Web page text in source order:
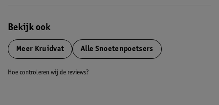
Bekijk ook
Meer Kruidvat Alle Snoetenpoetsers
Hoe controleren wij de reviews?